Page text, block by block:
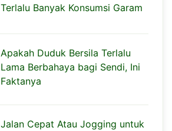
Terlalu Banyak Konsumsi Garam
Apakah Duduk Bersila Terlalu
Lama Berbahaya bagi Sendi, Ini
Faktanya
Jalan Cepat Atau Jogging untuk